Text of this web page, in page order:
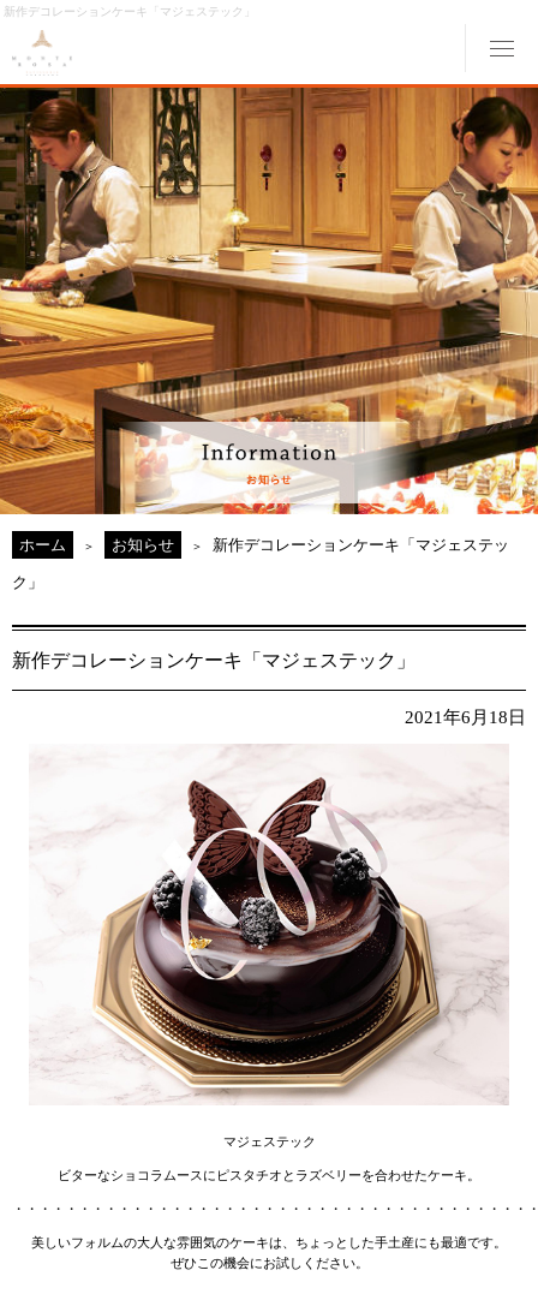
新作デコレーションケーキ「マジェステック」
ABOUT MONTE ROSAモンテローザについて
MENUメニュー
ORIGINAL ORDER オリジナルオーダー
GALLERY ギャラリー
ACCESS 交通アクセス
MONTE ROSA Online Shopオンライン ショップ
CAKE RESERVEケーキWeb予約
ホーム お知らせ 新作デコレーションケーキ「マジェステッ
ク」
新作デコレーションケーキ「マジェステック」
2021年6月18日
マジェステック
ビターなショコラムースにピスタチオとラズベリーを合わせたケーキ。
・・・・・・・・・・・・・・・・・・・・・・・・・・・・・・・・・・・・・・・
美しいフォルムの大人な雰囲気のケーキは、ちょっとした手土産にも最適です。
ぜひこの機会にお試しください。